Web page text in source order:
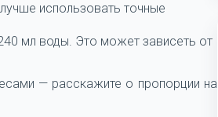
использовать точные
мл воды. Это может зависеть от
— расскажите о пропорции на